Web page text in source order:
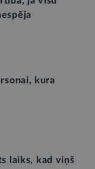
kura
laiks, kad viņš